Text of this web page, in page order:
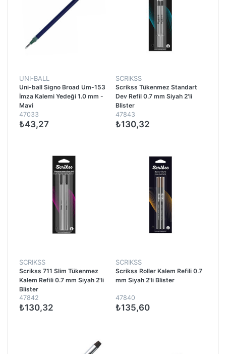
UNI-BALL
Uni-ball Signo Broad Um-153
İmza Kalemi Yedeği 1.0 mm -
Mavi
47033
₺43,27
SCRIKSS
Scrikss Tükenmez Standart
Dev Refil 0.7 mm Siyah 2'li
Blister
47843
₺130,32
SCRIKSS
Scrikss 711 Slim Tükenmez
Kalem Refili 0.7 mm Siyah 2'li
Blister
47842
₺130,32
SCRIKSS
Scrikss Roller Kalem Refili 0.7
mm Siyah 2'li Blister
47840
₺135,60